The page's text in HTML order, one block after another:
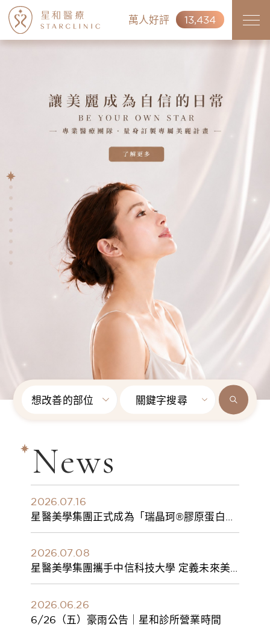
萬人好評 13,434
想改善的部位 關鍵字搜尋
News
2026.07.16
星醫美學集團正式成為「瑞晶珂®膠原蛋白植
入劑」台灣獨家總代理
2026.07.08
星醫美學集團攜手中信科技大學 定義未來美
學人才新標準 建構健康美學產學共育模式 串
2026.06.26
6/26（五）豪雨公告｜星和診所營業時間